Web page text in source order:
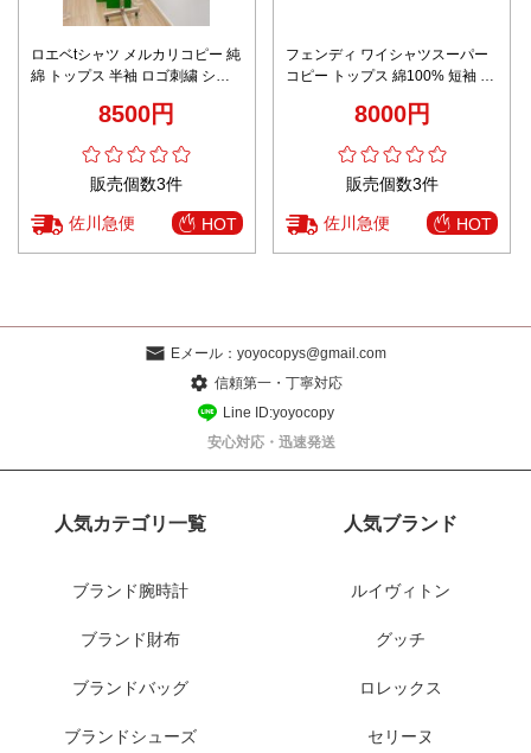
ロエベtシャツ メルカリコピー 純
綿 トップス 半袖 ロゴ刺繍 シン
8500円
販売個数3件
佐川急便 HOT
フェンディ ワイシャツスーパー
コピー トップス 綿100% 短袖 T
ション ブラック8000円
販売個数3件
佐川急便 HOT
Eメール： yoyocopys@gmail.com
信頼第一・丁寧対応
Line ID:yoyocopy
安心対応・迅速発送
人気カテゴリ一覧
ブランド腕時計
ブランド財布
ブランドバッグ
ブランドシューズ
人気ブランド
ルイヴィトン
グッチ
ロレックス
セリーヌ